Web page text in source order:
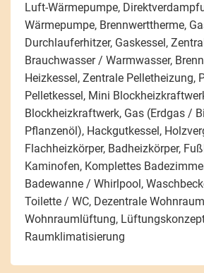
Luft-Wärmepumpe,
Wärmepumpe, Brennwerttherme,
Durchlauferhitzer, Gaskessel,
Brauchwasser / Warmwasser,
Heizkessel, Zentrale Pelletheizung,
Pelletkessel, Mini
Blockheizkraftwerk, Gas (Erdgas /
Pflanzenöl), Hackgutkessel,
Flachheizkörper, Badheizkörper,
Kaminofen, Komplettes
Badewanne / Whirlpool,
Toilette / WC, Dezentrale
Wohnraumlüftung,
Raumklimatisierung